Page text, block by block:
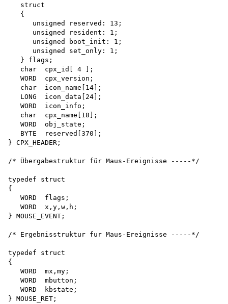
   struct
   {
      unsigned reserved: 13;
      unsigned resident: 1;
      unsigned boot_init: 1;
      unsigned set_only: 1;
   } flags;
   char  cpx_id[ 4 ];
   WORD  cpx_version;
   char  icon_name[14];
   LONG  icon_data[24];
   WORD  icon_info;
   char  cpx_name[18];
   WORD  obj_state;
   BYTE  reserved[370];
} CPX_HEADER;
/* Übergabestruktur für Maus-Ereignisse -----*/
typedef struct
{
   WORD  flags;
   WORD  x,y,w,h;
} MOUSE_EVENT;
/* Ergebnisstruktur fur Maus-Ereignisse -----*/
typedef struct
{
   WORD  mx,my;
   WORD  mbutton;
   WORD  kbstate;
} MOUSE_RET;